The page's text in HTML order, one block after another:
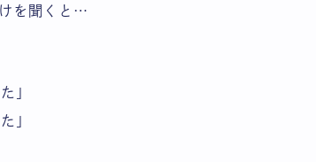
を聞くと…
」
」